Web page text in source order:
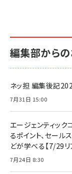
編集部からの
ネッ担 編集後記
7月31日 15:00
エージェンティッ
るポイント、セー
どが学べる【7/29
7月24日 8:30